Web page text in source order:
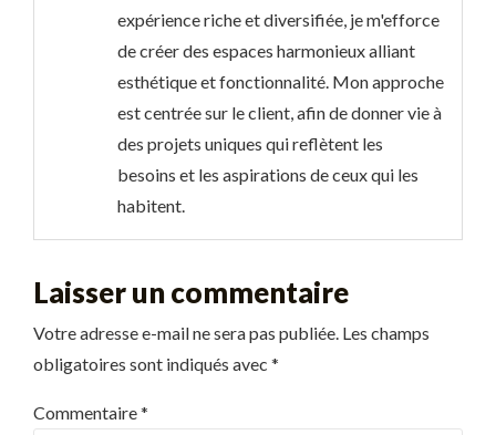
expérience riche et diversifiée, je m'efforce
de créer des espaces harmonieux alliant
esthétique et fonctionnalité. Mon approche
est centrée sur le client, afin de donner vie à
des projets uniques qui reflètent les
besoins et les aspirations de ceux qui les
habitent.
Laisser un commentaire
Votre adresse e-mail ne sera pas publiée. Les champs
obligatoires sont indiqués avec *
Commentaire*